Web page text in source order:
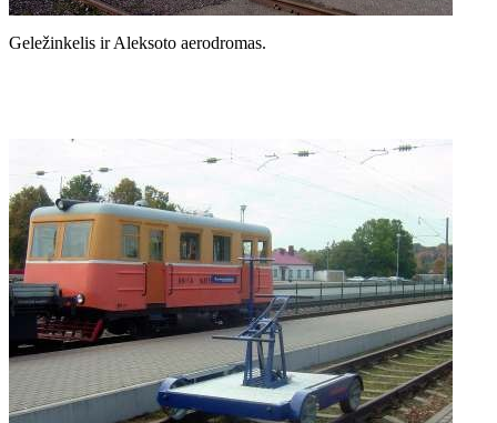
Geležinkelis ir Aleksoto aerodromas.